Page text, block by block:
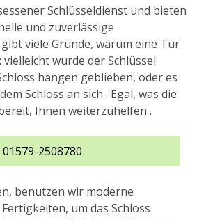
Schlüsseldienst und bieten
und zuverlässige
viele Gründe, warum eine Tür
wurde der Schlüssel
hängen geblieben, oder es
Schloss an sich . Egal, was die
Ihnen weiterzuhelfen .
01579-2508780
benutzen wir moderne
um das Schloss